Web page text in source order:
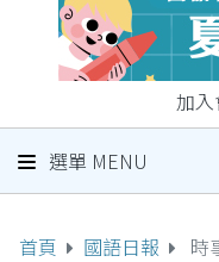
加入
選單 MENU
首頁 國語日報 時